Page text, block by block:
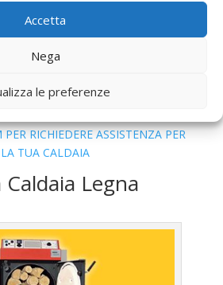
Accetta
Nega
le preferenze
Caldaia Gasolio Vaillant Poli
Gasolio Vaillant Poli
Vaillant Poli
RICHIEDERE ASSISTENZA PER
LA TUA CALDAIA
Legna